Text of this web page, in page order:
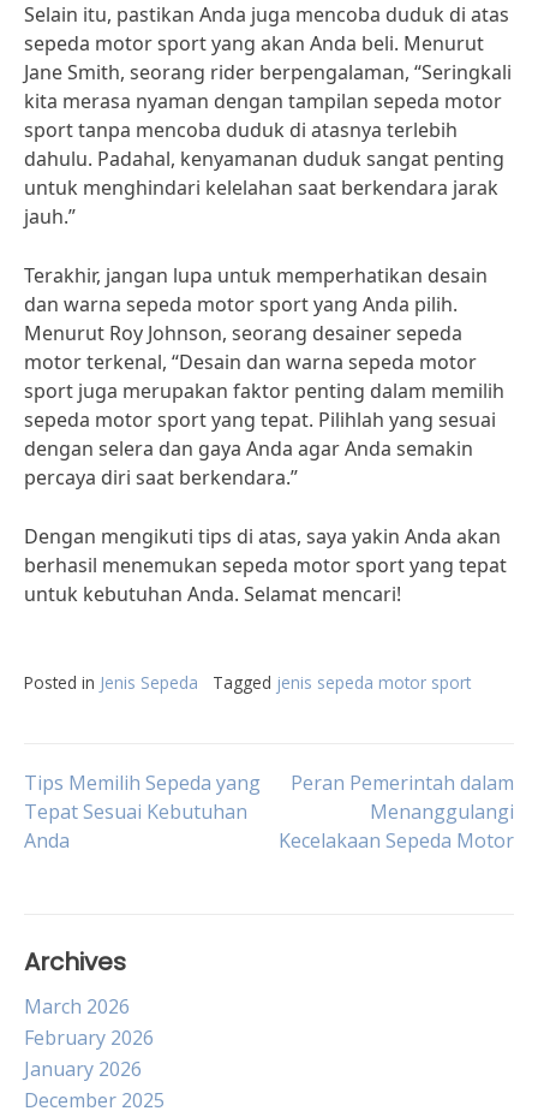
Selain itu, pastikan Anda juga mencoba duduk di atas
sepeda motor sport yang akan Anda beli. Menurut
Jane Smith, seorang rider berpengalaman, “Seringkali
kita merasa nyaman dengan tampilan sepeda motor
sport tanpa mencoba duduk di atasnya terlebih
dahulu. Padahal, kenyamanan duduk sangat penting
untuk menghindari kelelahan saat berkendara jarak
jauh.”
Terakhir, jangan lupa untuk memperhatikan desain
dan warna sepeda motor sport yang Anda pilih.
Menurut Roy Johnson, seorang desainer sepeda
motor terkenal, “Desain dan warna sepeda motor
sport juga merupakan faktor penting dalam memilih
sepeda motor sport yang tepat. Pilihlah yang sesuai
dengan selera dan gaya Anda agar Anda semakin
percaya diri saat berkendara.”
Dengan mengikuti tips di atas, saya yakin Anda akan
berhasil menemukan sepeda motor sport yang tepat
untuk kebutuhan Anda. Selamat mencari!
Posted in Jenis Sepeda Tagged jenis sepeda motor sport
Post
navigation
Tips Memilih Sepeda yang
Tepat Sesuai Kebutuhan
Anda
Peran Pemerintah dalam
Menanggulangi
Kecelakaan Sepeda Motor
Archives
March 2026
February 2026
January 2026
December 2025